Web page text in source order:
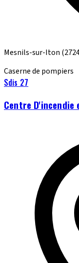
Mesnils-sur-Iton
Caserne de pompiers
Sdis 27
Centre D'incendie